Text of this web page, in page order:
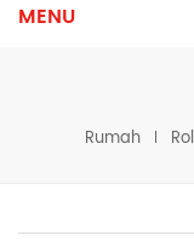
MENU
Rumah